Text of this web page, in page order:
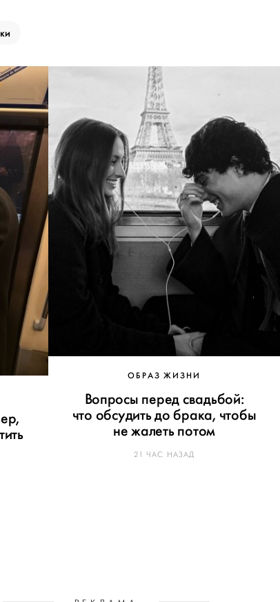
ОБРАЗ ЖИЗНИ
Вопросы перед свадьбой:
что обсудить до брака, чтобы
не жалеть потом
21 ЧАС НАЗАД